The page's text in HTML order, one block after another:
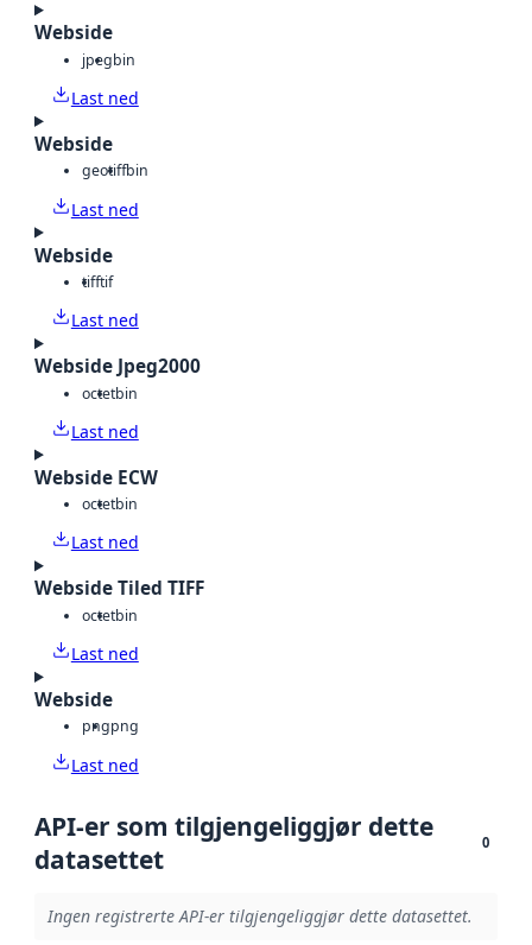
Webside
jpegbin
Last ned
Webside
geotiffbin
Last ned
Webside
tifftif
Last ned
Webside Jpeg2000
octetbin
Last ned
Webside ECW
octetbin
Last ned
Webside Tiled TIFF
octetbin
Last ned
Webside
pngpng
Last ned
API-er som tilgjengeliggjør dette
datasettet
0
Ingen registrerte API-er tilgjengeliggjør dette datasettet.